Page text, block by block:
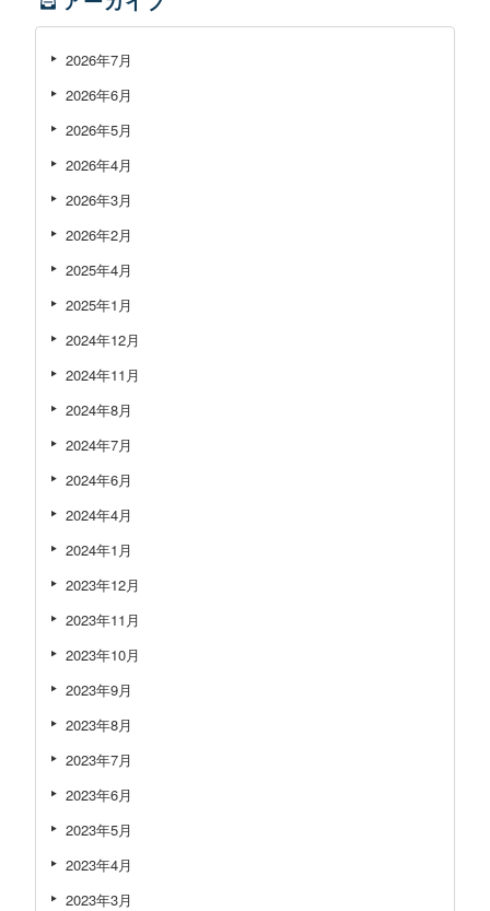
2026年7月
2026年6月
2026年5月
2026年4月
2026年3月
2026年2月
2025年4月
2025年1月
2024年12月
2024年11月
2024年8月
2024年7月
2024年6月
2024年4月
2024年1月
2023年12月
2023年11月
2023年10月
2023年9月
2023年8月
2023年7月
2023年6月
2023年5月
2023年4月
2023年3月